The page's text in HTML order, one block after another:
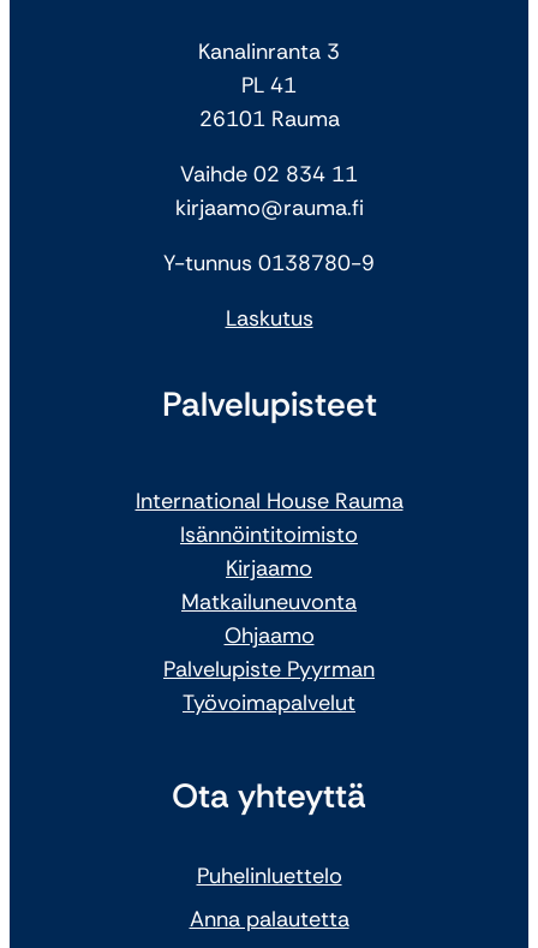
Kanalinranta 3
PL 41
26101 Rauma
Vaihde 02 834 11
kirjaamo@rauma.fi
Y-tunnus 0138780-9
Laskutus
Palvelupisteet
International House Rauma
Isännöintitoimisto
Kirjaamo
Matkailuneuvonta
Ohjaamo
Palvelupiste Pyyrman
Työvoimapalvelut
Ota yhteyttä
Puhelinluettelo
Anna palautetta